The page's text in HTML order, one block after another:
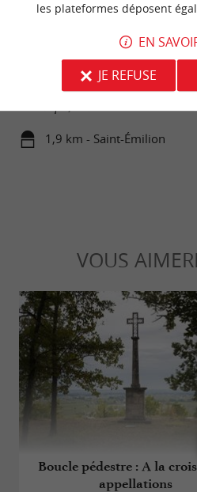
Le Cloître des Cordeliers
Version française : Le Cloître des
datant du XIVᵉ siècle et classé
1,9 km - Saint-Émilion
VOUS
Boucle pédestre : A la
appellations
les plateformes déposent
EN
JE REFUSE